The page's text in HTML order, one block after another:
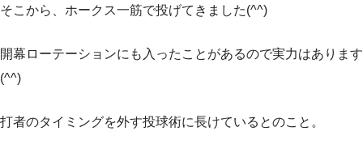
そこから、ホークス一筋で投げてきました(^^)
開幕ローテーションにも入ったことがあるので実力はあります
(^^)
打者のタイミングを外す投球術に長けているとのこと。